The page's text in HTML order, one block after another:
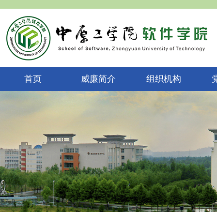
首页 威廉简介 组织机构